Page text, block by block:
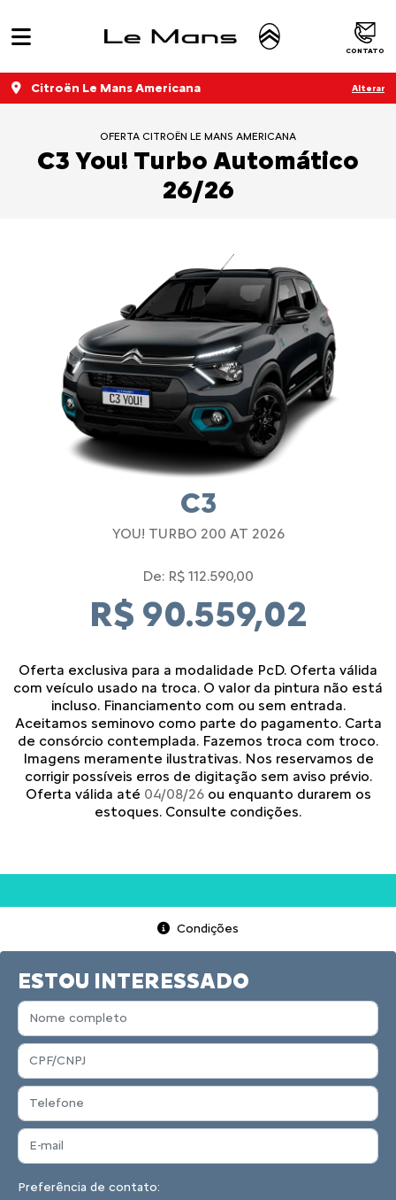
CONTATO
Citroën Le Mans Americana Alterar
OFERTA CITROËN LE MANS AMERICANA
C3 You! Turbo Automático
26/26
C3
YOU! TURBO 200 AT 2026
De: R$ 112.590,00
R$ 90.559,02
Oferta exclusiva para a modalidade PcD. Oferta válida
com veículo usado na troca. O valor da pintura não está
incluso. Financiamento com ou sem entrada.
Aceitamos seminovo como parte do pagamento. Carta
de consórcio contemplada. Fazemos troca com troco.
Imagens meramente ilustrativas. Nos reservamos de
corrigir possíveis erros de digitação sem aviso prévio.
Oferta válida até 04/08/26ou enquanto durarem os
estoques. Consulte condições.
Condições
ESTOU INTERESSADO
Preferência de contato: